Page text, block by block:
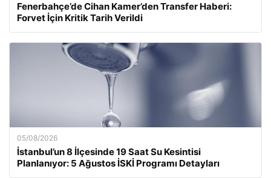
Fenerbahçe’de Cihan Kamer’den Transfer Haberi:
Forvet İçin Kritik Tarih Verildi
05/08/2026
İstanbul’un 8 İlçesinde 19 Saat Su Kesintisi
Planlanıyor: 5 Ağustos İSKİ Programı Detayları